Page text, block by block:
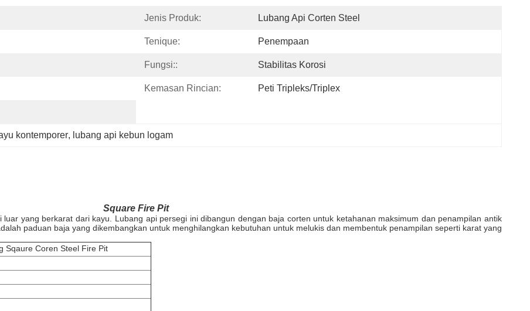
Jenis Produk: Lubang Api Corten Steel
Tenique: Penempaan
Fungsi:: Stabilitas Korosi
Kemasan Rincian: Peti Tripleks/Triplex
kontemporer, lubang api kebun logam
Square Fire Pit
yang berkarat dari kayu. Lubang api persegi ini dibangun dengan baja corten untuk ketahanan maksimum dan penampilan antik
paduan baja yang dikembangkan untuk menghilangkan kebutuhan untuk melukis dan membentuk penampilan seperti karat yang
Sqaure Coren Steel Fire Pit